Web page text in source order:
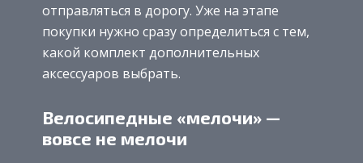
отправляться в дорогу. Уже на этапе
покупки нужно сразу определиться с тем,
какой комплект дополнительных
аксессуаров выбрать.
Велосипедные «мелочи» —
вовсе не мелочи